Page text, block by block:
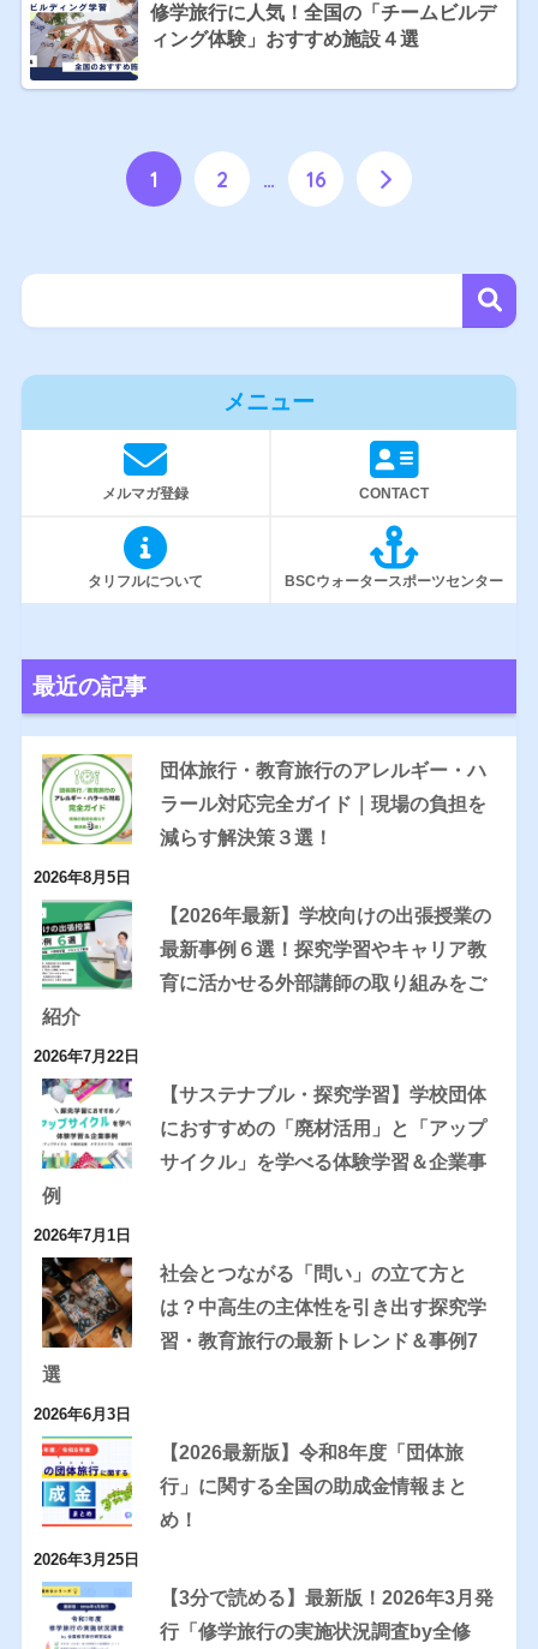
修学旅行に人気！全国の「チームビルデ
ィング体験」おすすめ施設４選
1 2 … 16
メニュー
メルマガ登録 CONTACT
タリフルについて BSCウォータースポーツセンター
最近の記事
団体旅行・教育旅行のアレルギー・ハ
ラール対応完全ガイド｜現場の負担を
減らす解決策３選！
2026年8月5日
【2026年最新】学校向けの出張授業の
最新事例６選！探究学習やキャリア教
育に活かせる外部講師の取り組みをご
紹介
2026年7月22日
【サステナブル・探究学習】学校団体
におすすめの「廃材活用」と「アップ
サイクル」を学べる体験学習＆企業事
例
2026年7月1日
社会とつながる「問い」の立て方と
は？中高生の主体性を引き出す探究学
習・教育旅行の最新トレンド＆事例7
選
2026年6月3日
【2026最新版】令和8年度「団体旅
行」に関する全国の助成金情報まと
め！
2026年3月25日
【3分で読める】最新版！2026年3月発
行「修学旅行の実施状況調査by全修